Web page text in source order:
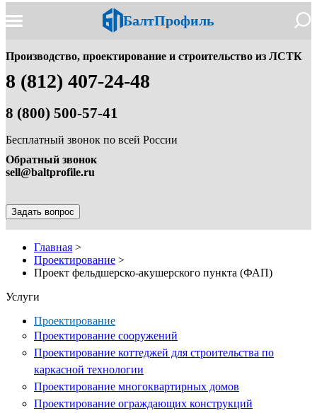
БалтПрофиль
Производство, проектирование и строительство из ЛСТК
8 (812) 407-24-48
8 (800) 500-57-41
Бесплатный звонок по всей России
Обратный звонок
sell@baltprofile.ru
Задать вопрос
Главная >
Проектирование >
Проект фельдшерско-акушерского пункта (ФАП)
Услуги
Проектирование
Проектирование сооружений
Проектирование коттеджей для строительства по
каркасной технологии
Проектирование многоквартирных домов
Проектирование ограждающих конструкций